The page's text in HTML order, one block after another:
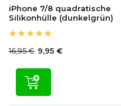
iPhone 7/8 quadratische
Silikonhülle (dunkelgrün)
16,95 € 9,95 €